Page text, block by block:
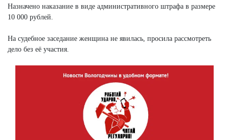
Назначено наказание в виде административного штрафа в размере
10 000 рублей.
На судебное заседание женщина не явилась, просила рассмотреть
дело без её участия.